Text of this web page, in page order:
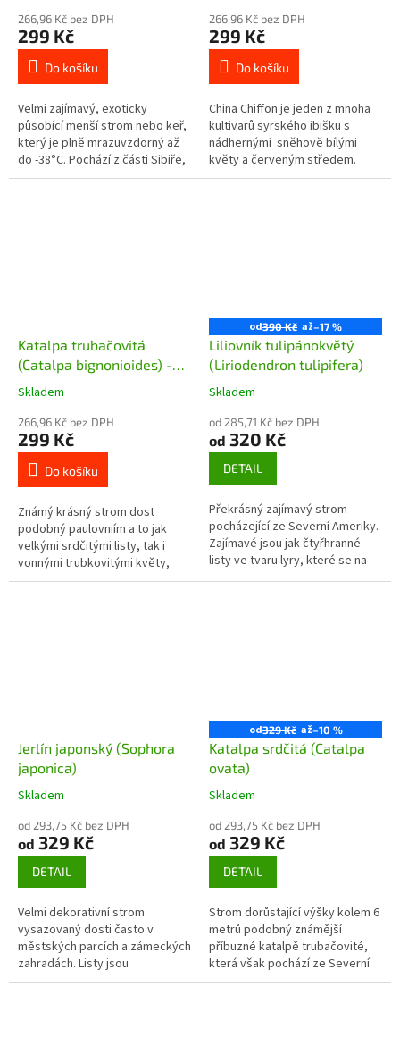
266,96 Kč bez DPH
299 Kč
Do košíku
Velmi zajímavý, exoticky
působící menší strom nebo keř,
který je plně mrazuvzdorný až
do -38°C. Pochází z části Sibiře,
Číny a Japonska. Listy jsou velmi
266,96 Kč bez DPH
299 Kč
Do košíku
China Chiffon je jeden z mnoha
kultivarů syrského ibišku s
nádhernými sněhově bílými
květy a červeným středem.
Jedná se o velkokvětou
Katalpa trubačovitá
(Catalpa bignonioides) -
70 - 80 cm
Skladem
266,96 Kč bez DPH
299 Kč
Do košíku
Známý krásný strom dost
podobný paulovniím a to jak
velkými srdčitými listy, tak i
vonnými trubkovitými květy,
které jsou u katalpy ovšem bílé.
od390 Kč až–17 %
Liliovník tulipánokvětý
(Liriodendron tulipifera)
Skladem
od 285,71 Kč bez DPH
od 320 Kč
DETAIL
Překrásný zajímavý strom
pocházející ze Severní Ameriky.
Zajímavé jsou jak čtyřhranné
listy ve tvaru lyry, které se na
podzim zbarvují do žluté barvy,
Jerlín japonský (Sophora
japonica)
Skladem
od 293,75 Kč bez DPH
od 329 Kč
DETAIL
Velmi dekorativní strom
vysazovaný dosti často v
městských parcích a zámeckých
zahradách. Listy jsou
lichozpeřené, květenství jsou
od329 Kč až–10 %
Katalpa srdčitá (Catalpa
ovata)
Skladem
od 293,75 Kč bez DPH
od 329 Kč
DETAIL
Strom dorůstající výšky kolem 6
metrů podobný známější
příbuzné katalpě trubačovité,
která však pochází ze Severní
Ameriky. Katalpa srdčitá